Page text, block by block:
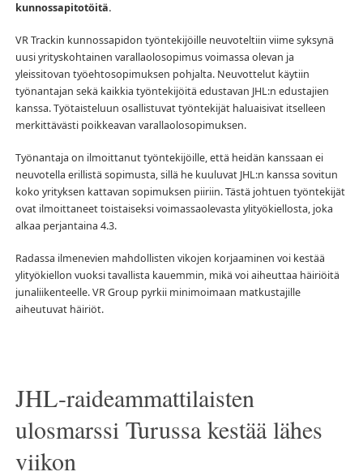
kunnossapitotöitä.
VR Trackin kunnossapidon työntekijöille neuvoteltiin viime syksynä
uusi yrityskohtainen varallaolosopimus voimassa olevan ja
yleissitovan työehtosopimuksen pohjalta. Neuvottelut käytiin
työnantajan sekä kaikkia työntekijöitä edustavan JHL:n edustajien
kanssa. Työtaisteluun osallistuvat työntekijät haluaisivat itselleen
merkittävästi poikkeavan varallaolosopimuksen.
Työnantaja on ilmoittanut työntekijöille, että heidän kanssaan ei
neuvotella erillistä sopimusta, sillä he kuuluvat JHL:n kanssa sovitun
koko yrityksen kattavan sopimuksen piiriin. Tästä johtuen työntekijät
ovat ilmoittaneet toistaiseksi voimassaolevasta ylityökiellosta, joka
alkaa perjantaina 4.3.
Radassa ilmenevien mahdollisten vikojen korjaaminen voi kestää
ylityökiellon vuoksi tavallista kauemmin, mikä voi aiheuttaa häiriöitä
junaliikenteelle. VR Group pyrkii minimoimaan matkustajille
aiheutuvat häiriöt.
JHL-raideammattilaisten
ulosmarssi Turussa kestää lähes
viikon